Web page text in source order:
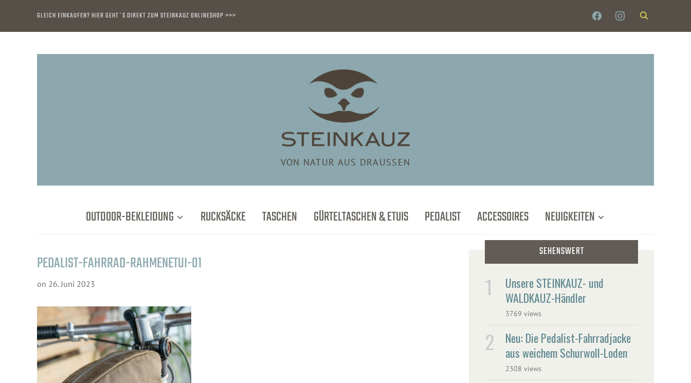
GLEICH EINKAUFEN? HIER GEHT´S DIREKT ZUM STEINKAUZ ONLINESHOP >>> FACEBOOK INSTAGRAM
VON NATUR AUS DRAUSSEN
OUTDOOR-BEKLEIDUNG RUCKSÄCKE TASCHEN GÜRTELTASCHEN & ETUIS PEDALIST ACCESSOIRES NEUIGKEITEN
PEDALIST-FAHRRAD-RAHMENETUI-01
on 26. Juni 2023
SEHENSWERT
Unsere STEINKAUZ- und
WALDKAUZ-Händler
3769 views
Neu: Die Pedalist-Fahrradjacke
aus weichem Schurwoll-Loden
2308 views